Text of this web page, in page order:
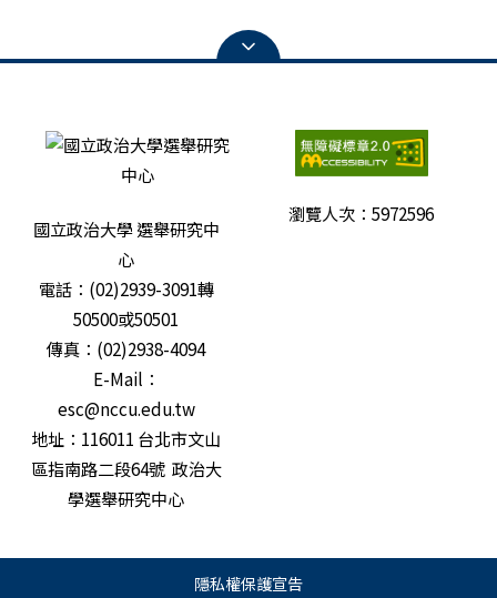
國立政治大學 選舉研究中
心
電話：(02)2939-3091轉
50500或50501
傳真：(02)2938-4094
E-Mail：
esc@nccu.edu.tw
地址：116011 台北市文山
區指南路二段64號 政治大
學選舉研究中心
瀏覽人次：5972596
隱私權保護宣告